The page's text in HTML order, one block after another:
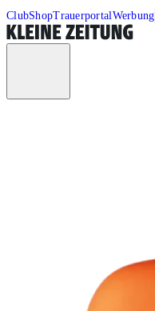
ClubShopTrauerportalWerbung